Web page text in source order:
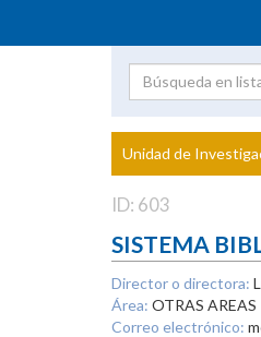
Proyecto
Unidad de
ID: 603
SISTEMA
Director o directora:
Área: OTRAS AREAS
Correo electrónico: